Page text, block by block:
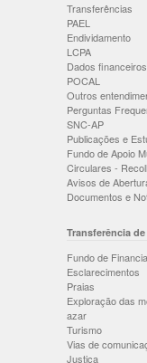
Transferências
PAEL
Endividamento
LCPA
Dados financeiros
POCAL
Outros
Perguntas
SNC-AP
Publicações e
Fundo de Apoio
Circulares -
Avisos de
Documentos e
Transferência
Fundo de
Esclarecimentos
Praias
Exploração das
azar
Turismo
Vias de
Justiça